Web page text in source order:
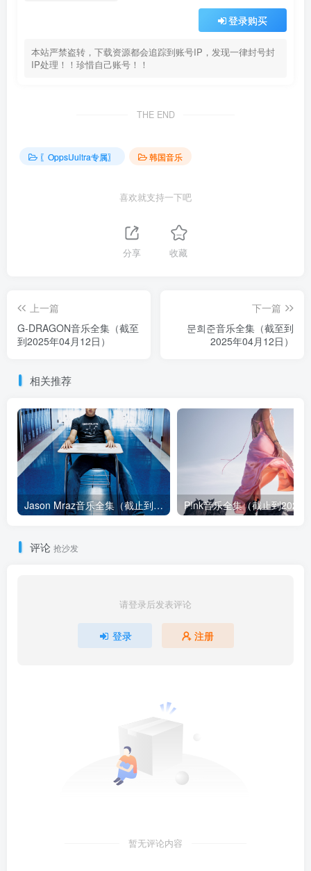
登录购买
本站严禁盗转，下载资源都会追踪到账号IP，发现一律封号封
IP处理！！珍惜自己账号！！
THE END
〖OppsUultra专属〗 韩国音乐
喜欢就支持一下吧
分享 收藏
上一篇
G-DRAGON音乐全集（截至
到2025年04月12日）
下一篇
문희준音乐全集（截至到
2025年04月12日）
相关推荐
Jason Mraz音乐全集（截止到2026年08月04日）
评论 抢沙发
请登录后发表评论
登录 注册
暂无评论内容